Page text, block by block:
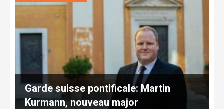
Garde suisse pontificale: Martin
Kurmann, nouveau major